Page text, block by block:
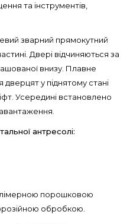
та інструментів,
зварний прямокутний
Двері відчиняються за
внизу. Плавне
дверцят у піднятому стані
Усередині встановлено
антресолі:
порошковою
обробкою.